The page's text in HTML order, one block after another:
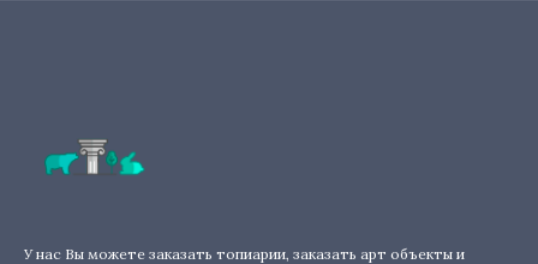
У нас Вы можете заказать топиарии, заказать арт объекты и